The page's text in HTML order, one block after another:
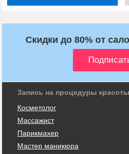
Скидки до 80% от
Запись на процедуры
Косметолог
Массажист
Парикмахер
Мастер маникюра